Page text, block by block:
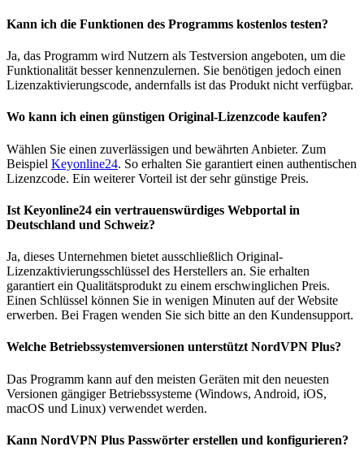
Kann ich die Funktionen des Programms kostenlos testen?
Ja, das Programm wird Nutzern als Testversion angeboten, um die
Funktionalität besser kennenzulernen. Sie benötigen jedoch einen
Lizenzaktivierungscode, andernfalls ist das Produkt nicht verfügbar.
Wo kann ich einen günstigen Original-Lizenzcode kaufen?
Wählen Sie einen zuverlässigen und bewährten Anbieter. Zum
Beispiel Keyonline24. So erhalten Sie garantiert einen authentischen
Lizenzcode. Ein weiterer Vorteil ist der sehr günstige Preis.
Ist Keyonline24 ein vertrauenswürdiges Webportal in
Deutschland und Schweiz?
Ja, dieses Unternehmen bietet ausschließlich Original-
Lizenzaktivierungsschlüssel des Herstellers an. Sie erhalten
garantiert ein Qualitätsprodukt zu einem erschwinglichen Preis.
Einen Schlüssel können Sie in wenigen Minuten auf der Website
erwerben. Bei Fragen wenden Sie sich bitte an den Kundensupport.
Welche Betriebssystemversionen unterstützt NordVPN Plus?
Das Programm kann auf den meisten Geräten mit den neuesten
Versionen gängiger Betriebssysteme (Windows, Android, iOS,
macOS und Linux) verwendet werden.
Kann NordVPN Plus Passwörter erstellen und konfigurieren?